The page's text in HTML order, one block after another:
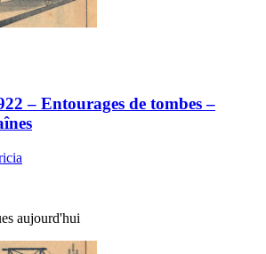
– Entourages de tombes –
aujourd'hui